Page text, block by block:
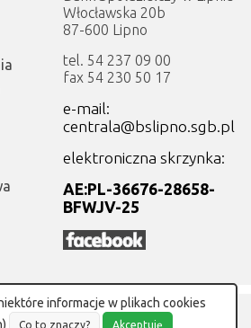
Włocławska 20b
87-600 Lipno
tel. 54 237 09 00
fax 54 230 50 17
e-mail:
centrala@bslipno.sgb.pl
elektroniczna skrzynka:
AE:PL-36676-28658-
BFWJV-25
Projekt i wykonanie:
informacje w plikach cookies
Co to znaczy? Akceptuję